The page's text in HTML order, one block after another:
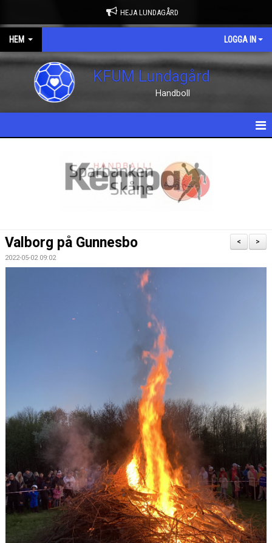
HEJA LUNDAGÅRD
HEM LOGGA IN
KFUM Lundagård
Handboll
KALENDER
GUNNESBOHALLEN
FRITIDSKORTET
>
<
Valborg på Gunnesbo
2022-05-02 09:02